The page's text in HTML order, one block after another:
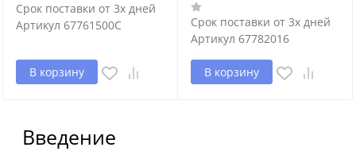
Срок поставки от 3х дней
Артикул 67761500C
В корзину
Срок поставки от 3х дней
Артикул 67782016
В корзину
Введение